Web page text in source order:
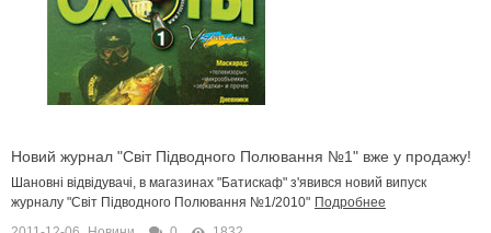
Новий журнал "Світ Підводного Полювання №1" вже у продажу!
Шановні відвідувачі, в магазинах "Батискаф" з'явився новий випуск
журналу "Світ Підводного Полювання №1/2010" Подробнее